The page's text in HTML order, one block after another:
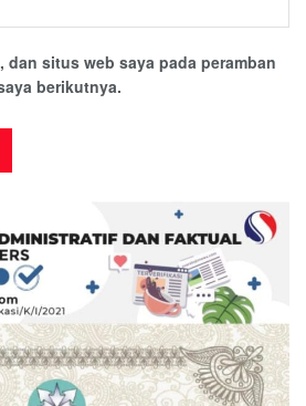
dan situs web saya pada peramban
berikutnya.